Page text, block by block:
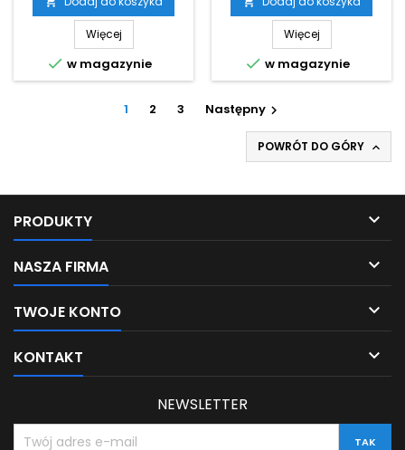
Więcej
 w magazynie
Więcej
 w magazynie
1 2 3 Następny
POWRÓT DO GÓRY 
PRODUKTY 
NASZA FIRMA 
TWOJE KONTO 
KONTAKT 
NEWSLETTER